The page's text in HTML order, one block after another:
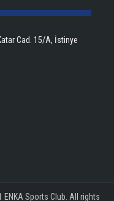
Cad. 15/A, İstinye
Sports Club. All rights